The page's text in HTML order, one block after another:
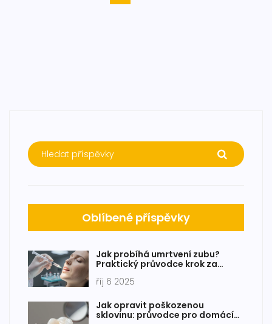
Oblíbené příspěvky
Jak probíhá umrtvení zubu?
Praktický průvodce krok za
říj 6 2025
Jak opravit poškozenou
sklovinu: průvodce pro domácí